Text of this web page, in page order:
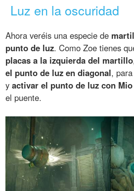
Luz en la oscuridad
Ahora veréis una especie de
punto de luz. Como Zoe tienes
placas a la izquierda del martillo
el punto de luz en diagonal,
yactivar el punto de luz con Mio
el puente.